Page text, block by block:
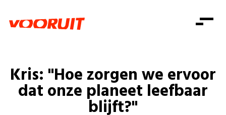
Zorg
Gelijke kansen
Onze mensen
Standpunten
Doe mee
Doe mee
Shop
Kris: "Hoe zorgen we ervoor
dat onze planeet leefbaar
blijft?"